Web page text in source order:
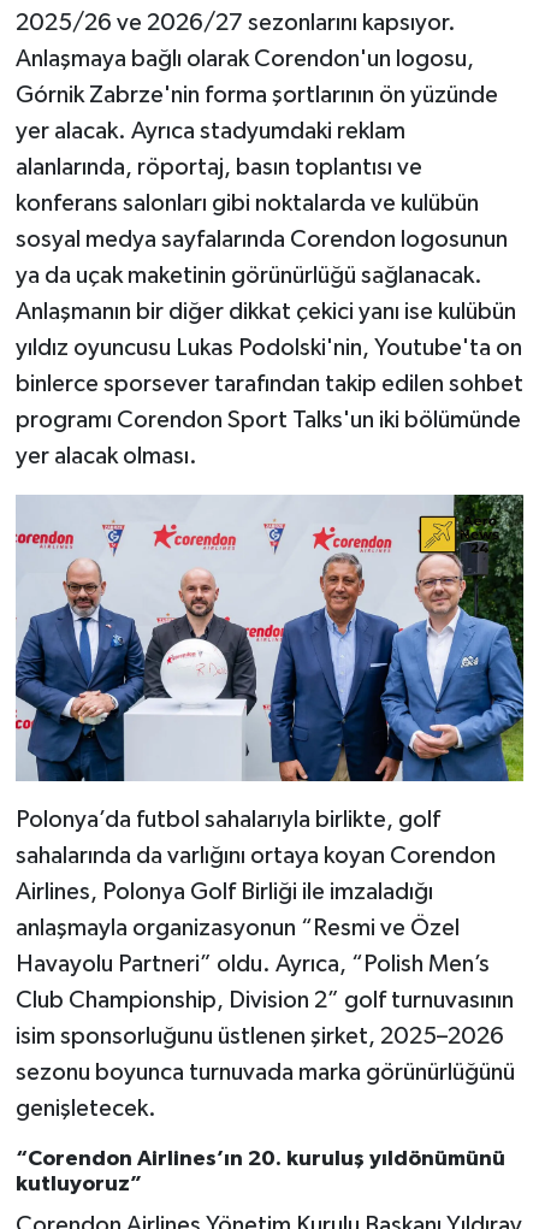
2025/26 ve 2026/27 sezonlarını kapsıyor.
Anlaşmaya bağlı olarak Corendon'un logosu,
Górnik Zabrze'nin forma şortlarının ön yüzünde
yer alacak. Ayrıca stadyumdaki reklam
alanlarında, röportaj, basın toplantısı ve
konferans salonları gibi noktalarda ve kulübün
sosyal medya sayfalarında Corendon logosunun
ya da uçak maketinin görünürlüğü sağlanacak.
Anlaşmanın bir diğer dikkat çekici yanı ise kulübün
yıldız oyuncusu Lukas Podolski'nin, Youtube'ta on
binlerce sporsever tarafından takip edilen sohbet
programı Corendon Sport Talks'un iki bölümünde
yer alacak olması.
Polonya’da futbol sahalarıyla birlikte, golf
sahalarında da varlığını ortaya koyan Corendon
Airlines, Polonya Golf Birliği ile imzaladığı
anlaşmayla organizasyonun “Resmi ve Özel
Havayolu Partneri” oldu. Ayrıca, “Polish Men’s
Club Championship, Division 2” golf turnuvasının
isim sponsorluğunu üstlenen şirket, 2025–2026
sezonu boyunca turnuvada marka görünürlüğünü
genişletecek.
“Corendon Airlines’ın 20. kuruluş yıldönümünü
kutluyoruz”